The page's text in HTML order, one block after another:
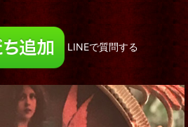
LINEで質問する